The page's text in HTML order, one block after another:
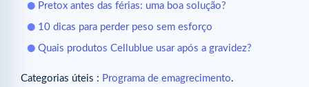
Pretox antes das férias: uma boa solução?
10 dicas para perder peso sem esforço
Quais produtos Cellublue usar após a gravidez?
Categorias úteis : Programa de emagrecimento.